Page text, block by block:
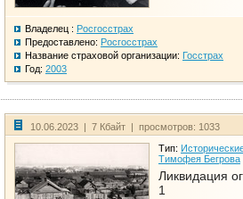
Владелец : Росгосстрах
Предоставлено: Росгосстрах
Название страховой организации: Госстрах
Год: 2003
10.06.2023 | 7 Кбайт | просмотров: 1033
Тип:
Тимофея Бегрова
Ликвидация
1